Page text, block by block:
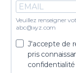
Veuillez renseigner
abc@xyz.com
J'accepte de
pris